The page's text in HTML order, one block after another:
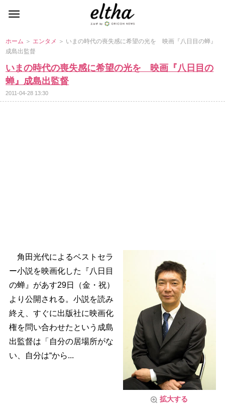
ホーム ＞ エンタメ ＞ いまの時代の喪失感に希望の光を 映画『八日目の蝉』
成島出監督
いまの時代の喪失感に希望の光を 映画『八日目の
蝉』成島出監督
2011-04-28 13:30
拡大する
角田光代によるベストセラ
ー小説を映画化した『八日目
の蝉』があす29日（金・祝）
より公開される。小説を読み
終え、すぐに出版社に映画化
権を問い合わせたという成島
出監督は「自分の居場所がな
い、自分は“から...